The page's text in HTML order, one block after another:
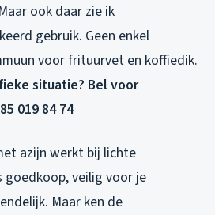
ook daar zie ik
gebruik. Geen enkel
voor frituurvet en koffiedik.
situatie? Bel voor
019 84 74
azijn werkt bij lichte
veilig voor je
Maar ken de